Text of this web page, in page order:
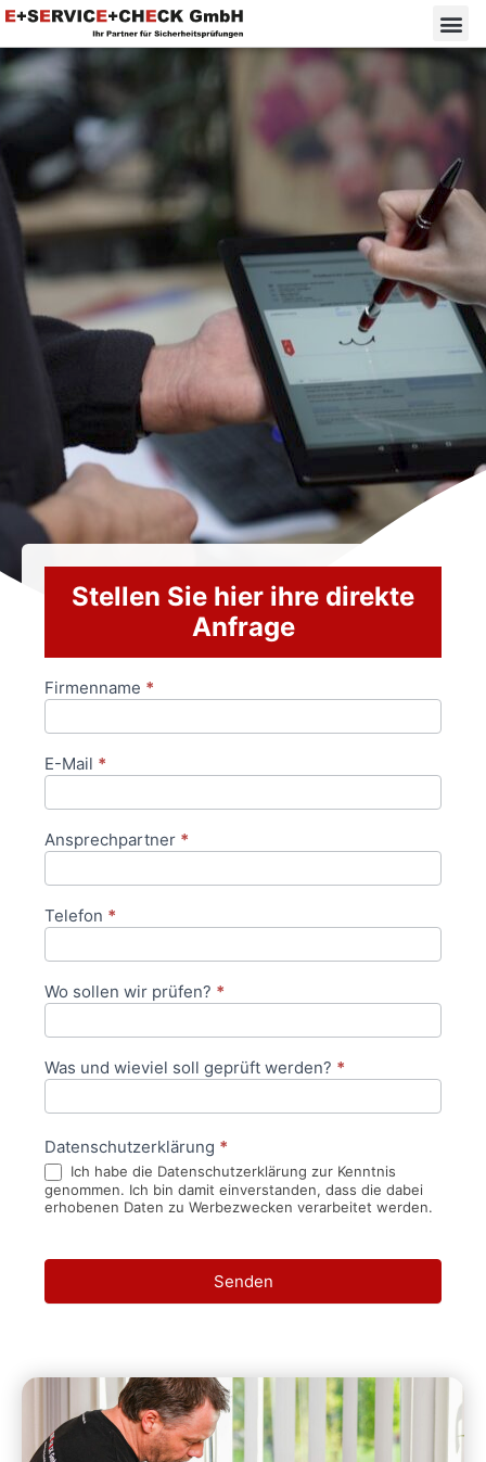
Stellen Sie hier ihre direkte
Anfrage
Anfrageformular
Firmenname *
E-Mail *
Ansprechpartner *
Telefon *
Wo sollen wir prüfen? *
Was und wieviel soll geprüft werden? *
Datenschutzerklärung *
Ich habe die Datenschutzerklärung zur Kenntnis
genommen. Ich bin damit einverstanden, dass die dabei
erhobenen Daten zu Werbezwecken verarbeitet werden.
Senden